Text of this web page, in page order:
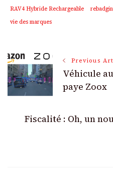
RAV4 Hybride Rechargeable
vie des marques
Post
Navigation
Previous
Véhicule
paye Zoox
Fiscalité : Oh, un